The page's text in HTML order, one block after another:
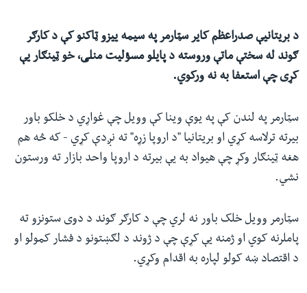
شئ
ژبې
د بریتانیې صدراعظم کایر سټارمر په سیمه ییزو ټاکنو کې د کارګر
ګوند له سختې ماتې وروسته د پایلو مسؤلیت منلی، خو ټینګار یې
کړی چې استعفا به نه ورکوي.
سټارمر په لندن کې په یوې وینا کې وویل چې غواړي د خلکو باور
بیرته ترلاسه کړي او بریتانیا "د اروپا زړه" ته نږدې کړي - که څه هم
هغه ټینګار وکړ چې هیواد به یې بیرته د اروپا واحد بازار ته ورستون
نشي.
سټارمر وویل خلک باور نه لري چې د کارګر ګوند د دوی ستونزو ته
پاملرنه کوي او ژمنه یې کړې چې د ژوند د لګښتونو د فشار کمولو او
د اقتصاد ښه کولو لپاره به اقدام وکړي.